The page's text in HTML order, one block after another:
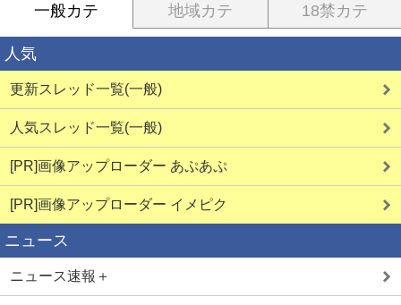
一般カテ 地域カテ 18禁カテ
人気
更新スレッド一覧(一般)
人気スレッド一覧(一般)
[PR]画像アップローダー あぷあぷ
[PR]画像アップローダー イメピク
ニュース
ニュース速報＋